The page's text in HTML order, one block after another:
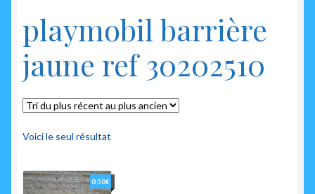
Mes commandes
Mon compte
playmobil barrière
jaune ref 30202510
Voici le seul résultat
0.50€